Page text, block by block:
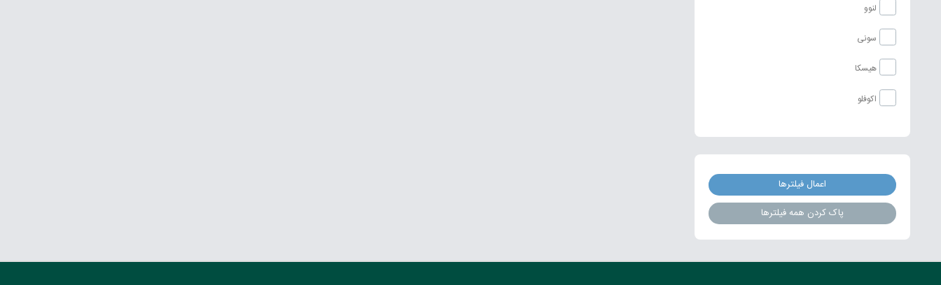
لنوو
سونی
هیسکا
اکوفلو
اعمال فیلترها
پاک کردن همه فیلترها